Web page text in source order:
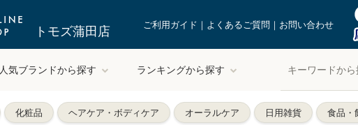
トモズ蒲田店 ご利用ガイド よくあるご質問 お問い合わせ
人気ブランドから探す ランキングから探す
化粧品 ヘアケア・ボディケア オーラルケア 日用雑貨 食品・